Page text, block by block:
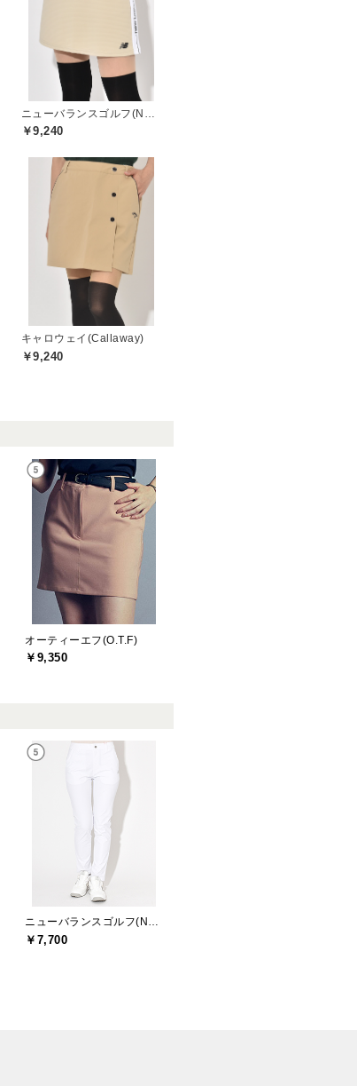
￥9,240
キャロウェイ(Callaway)
￥9,240
オーティーエフ(O.T.F)
￥9,350
ニューバランスゴルフ(New Balance Golf)
￥7,700